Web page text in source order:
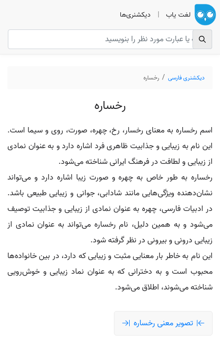
لغت یاب | دیکشنری‌ها
دیکشنری فارسی رخساره
رخساره
اسم رخساره به معنای رخسار، رخ، چهره، صورت، روی و سیما است.
این نام به زیبایی و جذابیت ظاهری فرد اشاره دارد و به عنوان نمادی
از زیبایی و لطافت در فرهنگ ایرانی شناخته می‌شود.
رخساره به طور خاص به چهره و صورت زیبا اشاره دارد و می‌تواند
نشان‌دهنده ویژگی‌هایی مانند شادابی، جوانی و زیبایی طبیعی باشد.
در ادبیات فارسی، چهره به عنوان نمادی از زیبایی و جذابیت توصیف
می‌شود و به همین دلیل، نام رخساره می‌تواند به عنوان نمادی از
زیبایی درونی و بیرونی در نظر گرفته شود.
این نام به خاطر بار معنایی مثبت و زیبایی که دارد، در بین خانواده‌ها
محبوب است و به دخترانی که به عنوان نماد زیبایی و خوش‌رویی
شناخته می‌شوند، اطلاق می‌شود.
تصویر معنی رخساره